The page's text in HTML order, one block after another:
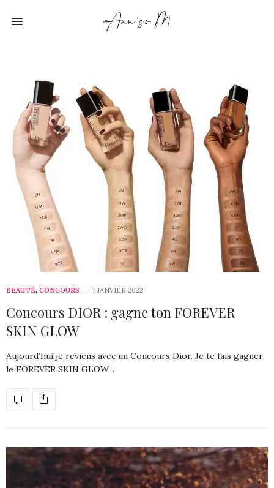
BEAUTÉ, CONCOURS 7 JANVIER 2022
Concours DIOR : gagne ton FOREVER
SKIN GLOW
Aujourd’hui je reviens avec un Concours Dior. Je te fais gagner
le FOREVER SKIN GLOW.…